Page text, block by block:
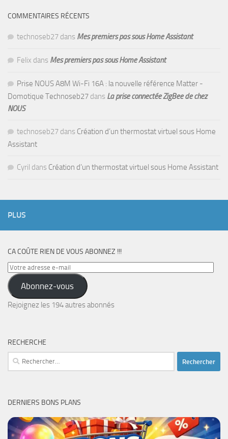
COMMENTAIRES RÉCENTS
technoseb27 dans Mes premiers pas sous Home Assistant
Felix dans Mes premiers pas sous Home Assistant
Prise NOUS A8M Wi-Fi 16A : la nouvelle référence Matter -
Domotique Technoseb27 dans La prise connectée ZigBee de chez
NOUS
technoseb27 dans Création d’un thermostat virtuel sous Home
Assistant
Cyril dans Création d’un thermostat virtuel sous Home Assistant
PLUS
CA COÛTE RIEN DE VOUS ABONNEZ !!!
Votre
adresse
e-
mail
Abonnez-vous
Rejoignez les 194 autres abonnés
RECHERCHE
Rechercher :
DERNIERS BONS PLANS